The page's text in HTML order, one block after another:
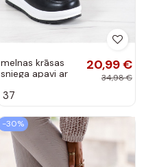
melnas krāsas
sniega apavi ar
20,99 €
34,98 €
37
-30%